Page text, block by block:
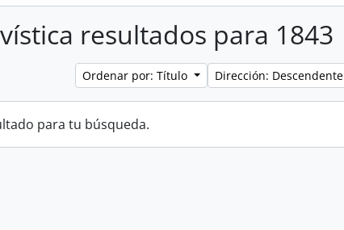
resultados para 1843
Ordenar por: Título Dirección: Descendente
para tu búsqueda.